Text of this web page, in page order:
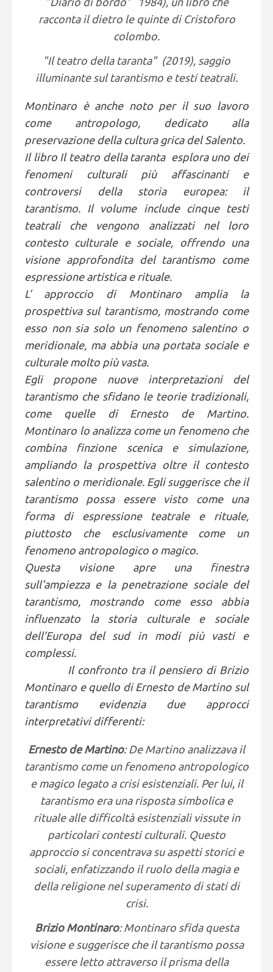
racconta il dietro le quinte di Cristoforo
colombo.
"Il teatro della taranta" (2019), saggio
illuminante sul tarantismo e testi teatrali.
Montinaro è anche noto per il suo lavoro
come antropologo, dedicato alla
preservazione della cultura grica del Salento.
Il libro Il teatro della taranta esplora uno dei
fenomeni culturali più affascinanti e
controversi della storia europea: il
tarantismo. Il volume include cinque testi
teatrali che vengono analizzati nel loro
contesto culturale e sociale, offrendo una
visione approfondita del tarantismo come
espressione artistica e rituale.
L’ approccio di Montinaro amplia la
prospettiva sul tarantismo, mostrando come
esso non sia solo un fenomeno salentino o
meridionale, ma abbia una portata sociale e
culturale molto più vasta.
Egli propone nuove interpretazioni del
tarantismo che sfidano le teorie tradizionali,
come quelle di Ernesto de Martino.
Montinaro lo analizza come un fenomeno che
combina finzione scenica e simulazione,
ampliando la prospettiva oltre il contesto
salentino o meridionale. Egli suggerisce che il
tarantismo possa essere visto come una
forma di espressione teatrale e rituale,
piuttosto che esclusivamente come un
fenomeno antropologico o magico.
Questa visione apre una finestra
sull'ampiezza e la penetrazione sociale del
tarantismo, mostrando come esso abbia
influenzato la storia culturale e sociale
dell’Europa del sud in modi più vasti e
complessi.
Il confronto tra il pensiero di Brizio
Montinaro e quello di Ernesto de Martino sul
tarantismo evidenzia due approcci
interpretativi differenti:
Ernesto de Martino: De Martino analizzava il
tarantismo come un fenomeno antropologico
e magico legato a crisi esistenziali. Per lui, il
tarantismo era una risposta simbolica e
rituale alle difficoltà esistenziali vissute in
particolari contesti culturali. Questo
approccio si concentrava su aspetti storici e
sociali, enfatizzando il ruolo della magia e
della religione nel superamento di stati di
crisi.
Brizio Montinaro: Montinaro sfida questa
visione e suggerisce che il tarantismo possa
essere letto attraverso il prisma della